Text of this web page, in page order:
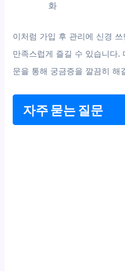
화
이처럼 가입 후 관리에 신경
만족스럽게 즐길 수 있습니다.
문을 통해 궁금증을 깔끔히 해
자주 묻는 질문